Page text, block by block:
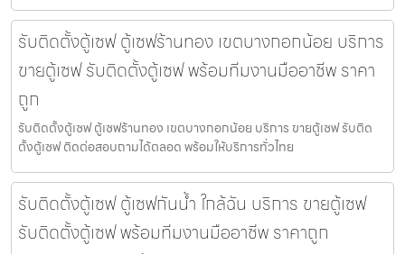
รับติดตั้งตู้เซฟ ตู้เซฟร้านทอง เขตบางกอกน้อย บริการ
ขายตู้เซฟ รับติดตั้งตู้เซฟ พร้อมทีมงานมืออาชีพ ราคา
ถูก
รับติดตั้งตู้เซฟ ตู้เซฟร้านทอง เขตบางกอกน้อย บริการ ขายตู้เซฟ รับติด
ตั้งตู้เซฟ ติดต่อสอบถามได้ตลอด พร้อมให้บริการทั่วไทย
รับติดตั้งตู้เซฟ ตู้เซฟกันน้ำ ใกล้ฉัน บริการ ขายตู้เซฟ
รับติดตั้งตู้เซฟ พร้อมทีมงานมืออาชีพ ราคาถูก